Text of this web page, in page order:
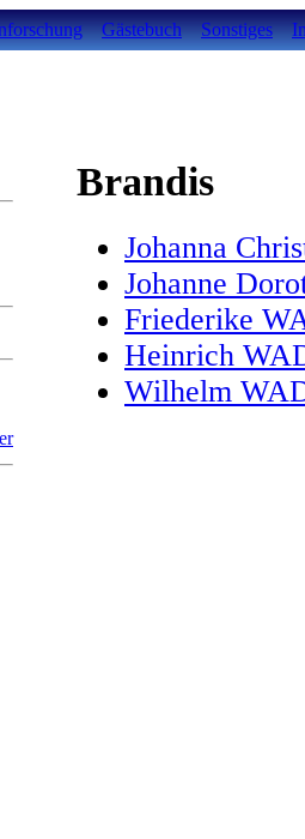
Gästebuch Sonstiges
Brandis
Johanna
Johanne
Friederike
Heinrich
Wilhelm